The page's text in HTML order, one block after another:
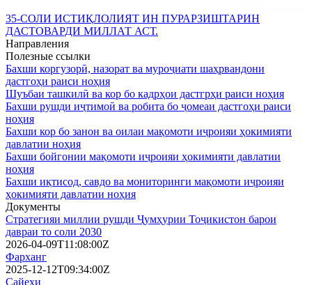
35-СОЛИ ИСТИҚЛОЛИЯТ ИН ПУРАРЗИШТАРИН
ДАСТОВАРДИ МИЛЛАТ АСТ.
Направления
Полезные ссылки
Бахши коргузорӣ, назорат ва муроҷиати шаҳрвандони
дастгоҳи раиси ноҳия
Шуъбаи ташкилӣ ва кор бо кадрҳои дастгрҳи раиси ноҳия
Бахши рушди иҷтимоӣ ва робита бо ҷомеаи дастгоҳи раиси
ноҳия
Бахши кор бо занон ва оилаи мақомоти иҷроияи ҳокимияти
давлатии ноҳия
Бахши бойгонии мақомоти иҷроияи ҳокимияти давлатии
ноҳия
Бахши иқтисод, савдо ва мониторинги мақомоти иҷроияи
ҳокимияти давлатии ноҳия
Документы
Стратегияи миллии рушди Ҷумҳурии Тоҷикистон барои
давраи то соли 2030
2026-04-09T11:08:00Z
Фарханг
2025-12-12T09:34:00Z
Сайехи